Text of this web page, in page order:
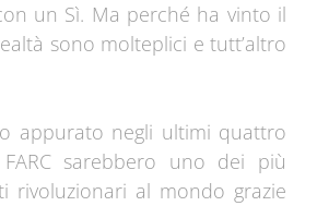
un Sì. Ma perché ha vinto il
sono molteplici e tutt’altro
appurato negli ultimi quattro
sarebbero uno dei più
rivoluzionari al mondo grazie